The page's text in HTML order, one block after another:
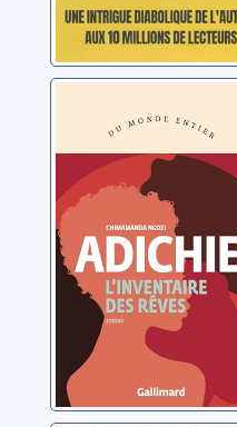
rêves
Adichie, Chimamanda
Ngozi